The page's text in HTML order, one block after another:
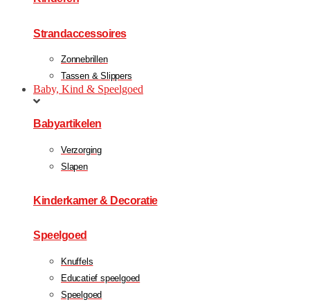
Strandaccessoires
Zonnebrillen
Tassen & Slippers
Baby, Kind & Speelgoed
Babyartikelen
Verzorging
Slapen
Kinderkamer & Decoratie
Speelgoed
Knuffels
Educatief speelgoed
Speelgoed